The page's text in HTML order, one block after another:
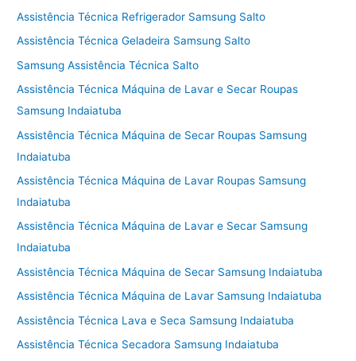
Assistência Técnica Refrigerador Samsung Salto
Assistência Técnica Geladeira Samsung Salto
Samsung Assistência Técnica Salto
Assistência Técnica Máquina de Lavar e Secar Roupas
Samsung Indaiatuba
Assistência Técnica Máquina de Secar Roupas Samsung
Indaiatuba
Assistência Técnica Máquina de Lavar Roupas Samsung
Indaiatuba
Assistência Técnica Máquina de Lavar e Secar Samsung
Indaiatuba
Assistência Técnica Máquina de Secar Samsung Indaiatuba
Assistência Técnica Máquina de Lavar Samsung Indaiatuba
Assistência Técnica Lava e Seca Samsung Indaiatuba
Assistência Técnica Secadora Samsung Indaiatuba